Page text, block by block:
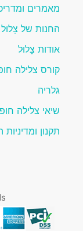
מאמרים
החנות של צָלוּל
אודות צָלוּל
קורס צלילה
גלריה
שיאי צלילה
תקנון